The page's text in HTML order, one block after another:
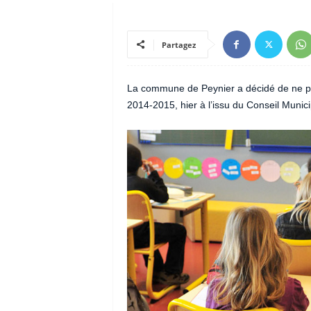
Partagez
La commune de Peynier a décidé de ne
2014-2015, hier à l’issu du Conseil